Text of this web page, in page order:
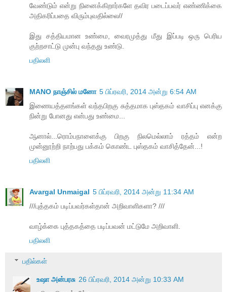
வேண்டும் என்று நினைக்கிறார்களே தவிர படைப்பவர் எண்ணிக்கை
அதிகரிப்பதை விரும்புவதில்லை//
இது சத்தியமான உண்மை, வைரமுத்து மீது இப்படி ஒரு பெரிய
குற்றசாட்டு முன்பு வந்தது உண்டு.
பதிலளி
MANO நாஞ்சில் மனோ 5 பிப்ரவரி, 2014 அன்று 6:54 AM
இணையத்தளங்கள் வந்தபிறகு சுத்தமாக புஸ்தகம் வாசிப்பு எனக்கு
நின்று போனது என்பது உண்மை...
ஆனால்...ரொம்பநாளைக்கு பிறகு நிலமெல்லாம் ரத்தம் என்ற
முன்னூற்றி நாற்பது பக்கம் கொண்ட புஸ்தகம் வாசித்தேன்...!
பதிலளி
Avargal Unmaigal 5 பிப்ரவரி, 2014 அன்று 11:34 AM
///புத்தகம் படிப்பவர்கள்தான் அறிவாளிகளா? ///
வாழ்க்கை புத்தகத்தை படிப்பவன் மட்டுமே அறிவாளி.
பதிலளி
பதில்கள்
உஷா அன்பரசு 26 பிப்ரவரி, 2014 அன்று 10:33 AM